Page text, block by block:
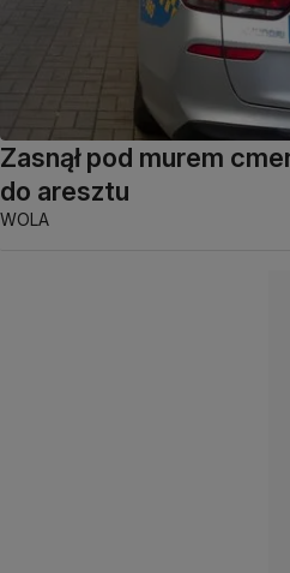
Zasnął pod murem
do aresztu
WOLA